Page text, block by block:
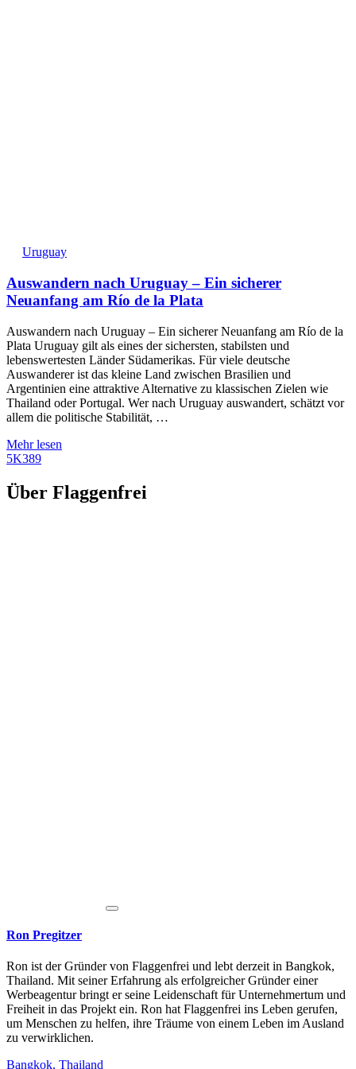
Uruguay
Auswandern nach Uruguay – Ein sicherer
Neuanfang am Río de la Plata
Auswandern nach Uruguay – Ein sicherer Neuanfang am Río de la
Plata Uruguay gilt als eines der sichersten, stabilsten und
lebenswertesten Länder Südamerikas. Für viele deutsche
Auswanderer ist das kleine Land zwischen Brasilien und
Argentinien eine attraktive Alternative zu klassischen Zielen wie
Thailand oder Portugal. Wer nach Uruguay auswandert, schätzt vor
allem die politische Stabilität, …
Mehr lesen
5K389
Über Flaggenfrei
Ron Pregitzer
Ron ist der Gründer von Flaggenfrei und lebt derzeit in Bangkok,
Thailand. Mit seiner Erfahrung als erfolgreicher Gründer einer
Werbeagentur bringt er seine Leidenschaft für Unternehmertum und
Freiheit in das Projekt ein. Ron hat Flaggenfrei ins Leben gerufen,
um Menschen zu helfen, ihre Träume von einem Leben im Ausland
zu verwirklichen.
Bangkok, Thailand